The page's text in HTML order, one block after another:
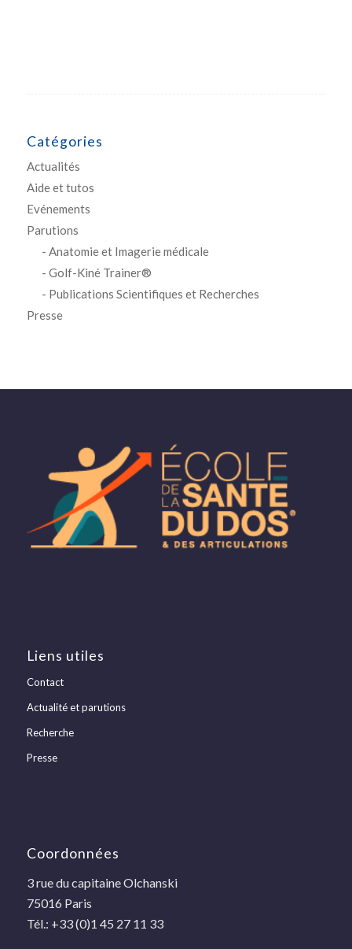
Catégories
Actualités
Aide et tutos
Evénements
Parutions
Anatomie et Imagerie médicale
Golf-Kiné Trainer®
Publications Scientifiques et Recherches
Presse
Liens utiles
Contact
Actualité et parutions
Recherche
Presse
Coordonnées
3 rue du capitaine Olchanski
75016 Paris
Tél.: +33 (0)1 45 27 11 33